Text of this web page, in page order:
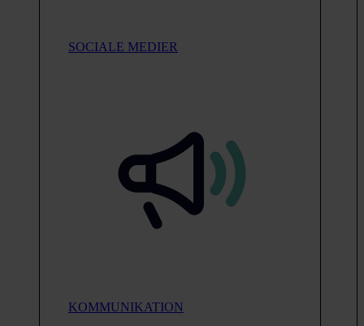
SOCIALE MEDIER
KOMMUNIKATION